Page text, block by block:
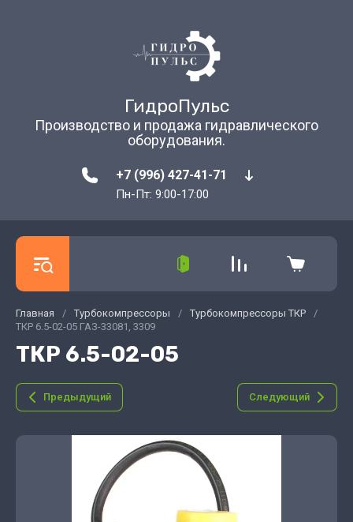
ГидроПульс
Производство и продажа гидравлического
оборудования.
+7 (996) 427-41-71
Пн-Пт: 9:00-17:00
Главная / Турбокомпрессоры / Турбокомпрессоры ТКР
/
ТКР 6.5-02-05 ГАЗ-33081, 3309
ТКР 6.5-02-05
Предыдущий Следующий